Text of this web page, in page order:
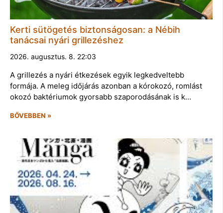
Kerti sütögetés biztonságosan: a Nébih
tanácsai nyári grillezéshez
2026. augusztus. 8. 22:03
A grillezés a nyári étkezések egyik legkedveltebb
formája. A meleg időjárás azonban a kórokozó, romlást
okozó baktériumok gyorsabb szaporodásának is k…
BŐVEBBEN »